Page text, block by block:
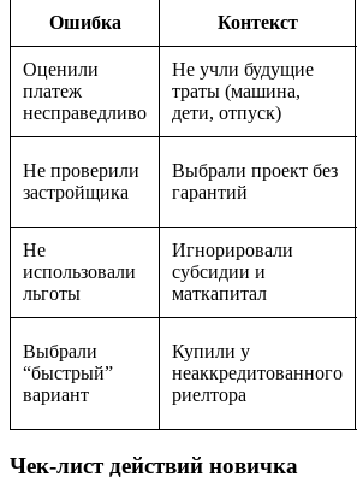
Ошибка Контекст
Оценили
платеж
несправедливо
Не учли будущие
траты (машина,
дети, отпуск)
Не проверили
застройщика
Выбрали проект без
гарантий
Не
использовали
льготы
Игнорировали
субсидии и
маткапитал
Выбрали
“быстрый”
вариант
Купили у
неаккредитованного
риелтора
Чек-лист действий новичка